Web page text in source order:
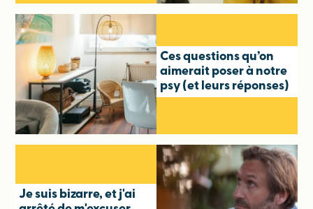
Ces questions qu’on
aimerait poser à notre
psy (et leurs réponses)
Je suis bizarre, et j'ai